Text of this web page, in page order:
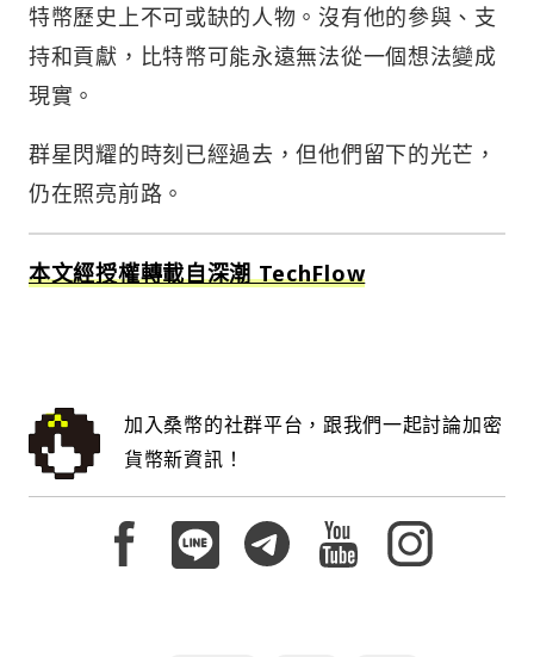
特幣歷史上不可或缺的人物。沒有他的參與、支
持和貢獻，比特幣可能永遠無法從一個想法變成
現實。
群星閃耀的時刻已經過去，但他們留下的光芒，
仍在照亮前路。
本文經授權轉載自深潮 TechFlow
加入桑幣的社群平台，跟我們一起討論加密
貨幣新資訊！